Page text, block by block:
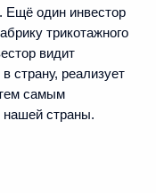
Ещё один инвестор
трикотажного
видит
страну, реализует
самым
нашей страны.